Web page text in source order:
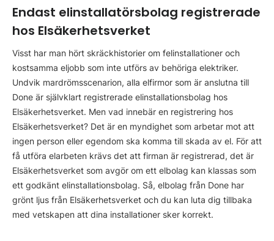
Endast elinstallatörsbolag registrerade
hos Elsäkerhetsverket
Visst har man hört skräckhistorier om felinstallationer och
kostsamma eljobb som inte utförs av behöriga elektriker.
Undvik mardrömsscenarion, alla elfirmor som är anslutna till
Done är självklart registrerade elinstallationsbolag hos
Elsäkerhetsverket. Men vad innebär en registrering hos
Elsäkerhetsverket? Det är en myndighet som arbetar mot att
ingen person eller egendom ska komma till skada av el. För att
få utföra elarbeten krävs det att firman är registrerad, det är
Elsäkerhetsverket som avgör om ett elbolag kan klassas som
ett godkänt elinstallationsbolag. Så, elbolag från Done har
grönt ljus från Elsäkerhetsverket och du kan luta dig tillbaka
med vetskapen att dina installationer sker korrekt.